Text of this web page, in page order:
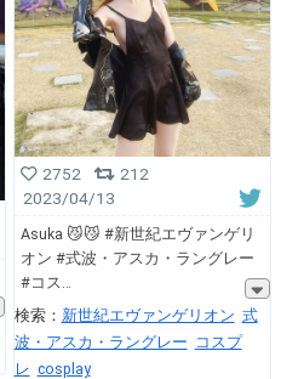
2752
212
2023/04/13
Asuka 😼😼 #新世紀エヴァンゲリ
オン #式波・アスカ・ラングレー
#コス
検索： 新世紀エヴァンゲリオン 式
波・アスカ・ラングレー コスプ
レ cosplay